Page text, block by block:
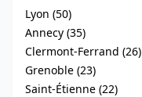
Lyon (50)
Annecy (35)
Clermont-Ferrand (26)
Grenoble (23)
Saint-Étienne (22)